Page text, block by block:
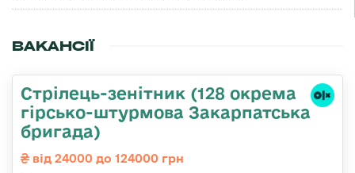
ВАКАНСІЇ
Стрілець-зенітник (128 окрема
гірсько-штурмова Закарпатська
бригада)
від 24000 до 124000 грн